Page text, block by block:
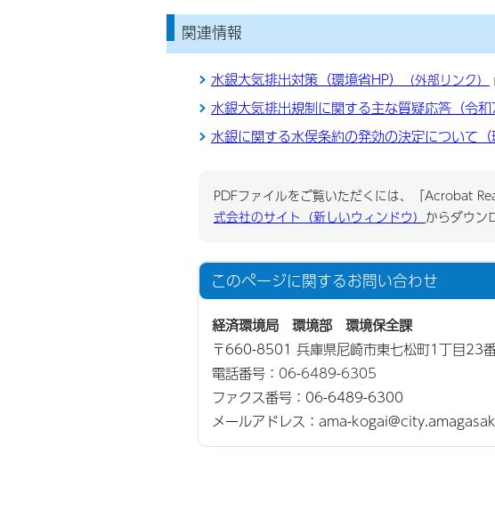
関連情報
水銀大気排出対策（環境省HP） （外部リンク）
水銀大気排出規制に関する主な質疑応答（令
水銀に関する水俣条約の発効の決定について（
PDFファイルをご覧いただくには、「Acrobat
式会社のサイト（新しいウィンドウ） からダウン
このページに関するお問い合わせ
経済環境局 環境部 環境保全課
〒660-8501 兵庫県尼崎市東七松町1丁目23
電話番号： 06-6489-6305
ファクス番号：06-6489-6300
メールアドレス：ama-